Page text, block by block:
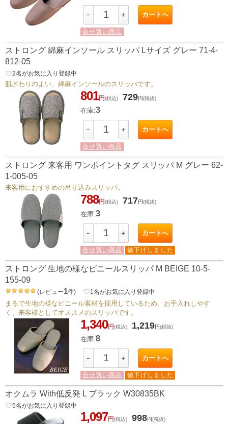
－ ＋ カートへ
合せ買い商品
ストロング 綿麻インソール スリッパ Lサイズ グレー 71-4-
812-05
favorite_border2名がお気に入り登録中
肌ざわりのよい、綿麻インソールのスリッパです。
801円(税込) 729円(税抜)
在庫:3
－ ＋ カートへ
合せ買い商品
ストロング 来客用 ワンポイントタグ スリッパ M グレー 62-
1-005-05
来客用におすすめの吊り込みスリッパ。
788円(税込) 717円(税抜)
在庫:3
－ ＋ カートへ
合せ買い商品 値下げしました
ストロング 生地の様なビニールスリッパ M BEIGE 10-5-
155-09
(レビュー1件) favorite_border1 名がお気に入り登録中
まるで生地の様なビニール素材を採用しているため、お手入れしやす
く、来客様としてオススメのスリッパです。
1,340円(税込) 1,219円(税抜)
在庫:8
－ ＋ カートへ
合せ買い商品 値下げしました
オクムラ With低反発 L ブラック W30835BK
favorite_border5名がお気に入り登録中
1,097円(税込) 998円(税抜)